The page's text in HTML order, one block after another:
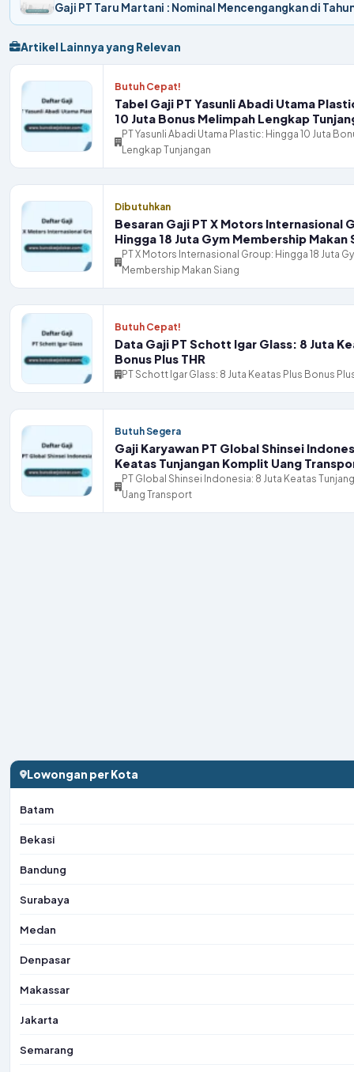
Gaji PT Taru Martani : Nominal Mencengangkan di
Artikel Lainnya yang Relevan
Butuh Cepat!
Tabel Gaji PT Yasunli Abadi Utama
10 Juta Bonus Melimpah Lengkap
PT Yasunli Abadi Utama Plastic: Hingga 10 Juta
Lengkap Tunjangan
Dibutuhkan
Besaran Gaji PT X Motors Internasional
Hingga 18 Juta Gym Membership Makan
PT X Motors Internasional Group: Hingga 18 Juta
Membership Makan Siang
Butuh Cepat!
Data Gaji PT Schott Igar Glass: 8 Juta
Bonus Plus THR
PT Schott Igar Glass: 8 Juta Keatas Plus Bonus
Butuh Segera
Gaji Karyawan PT Global Shinsei
Keatas Tunjangan Komplit Uang
PT Global Shinsei Indonesia: 8 Juta Keatas
Uang Transport
Lowongan per Kota
Batam
Bekasi
Bandung
Surabaya
Medan
Denpasar
Makassar
Jakarta
Semarang